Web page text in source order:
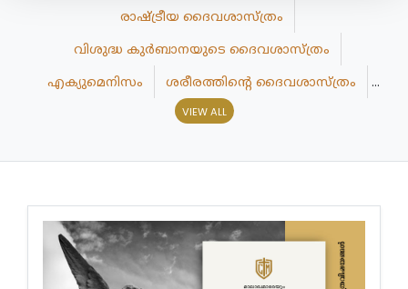
രാഷ്ട്രീയ ദൈവശാസ്ത്രം
വിശുദ്ധ കുർബാനയുടെ ദൈവശാസ്ത്രം
എക്യുമെനിസം
ശരീരത്തിന്റെ ദൈവശാസ്ത്രം
ദൈവശാസ്ത്രപരമായ നരവംശശാസ്ത്രം
പൗരസ്ത്യ ദൈവശാസ്ത്രം
ഇതരമത ദൈവശാസ്ത്രം
VIEW ALL